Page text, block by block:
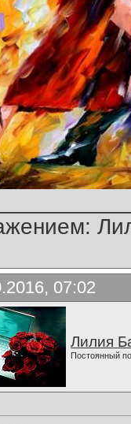
07:02
Лилия
Постоянный